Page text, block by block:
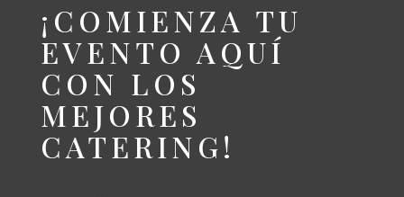
¡COMIENZA TU
EVENTO AQUÍ
CON LOS
MEJORES
CATERING!